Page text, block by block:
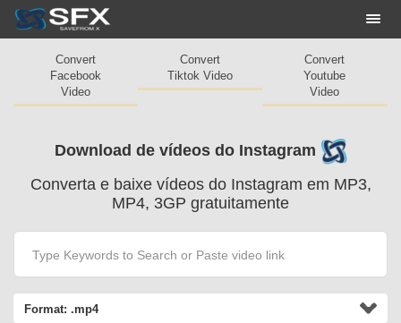
Convert
Facebook
Video
Convert
Tiktok Video
Convert
Youtube
Video
Download de vídeos do Instagram
Converta e baixe vídeos do Instagram em MP3,
MP4, 3GP gratuitamente
Format: .mp4